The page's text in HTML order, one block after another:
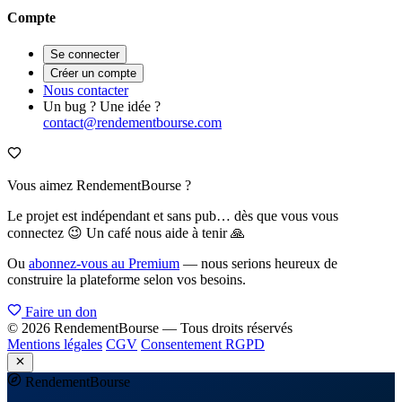
Compte
Se connecter
Créer un compte
Nous contacter
Un bug ? Une idée ?
contact@rendementbourse.com
Vous aimez RendementBourse ?
Le projet est indépendant et sans pub… dès que vous vous
connectez 😉 Un café nous aide à tenir 🙏
Ou abonnez-vous au Premium — nous serions heureux de
construire la plateforme selon vos besoins.
Faire un don
© 2026 RendementBourse — Tous droits réservés
Mentions légales CGV Consentement RGPD
RendementBourse